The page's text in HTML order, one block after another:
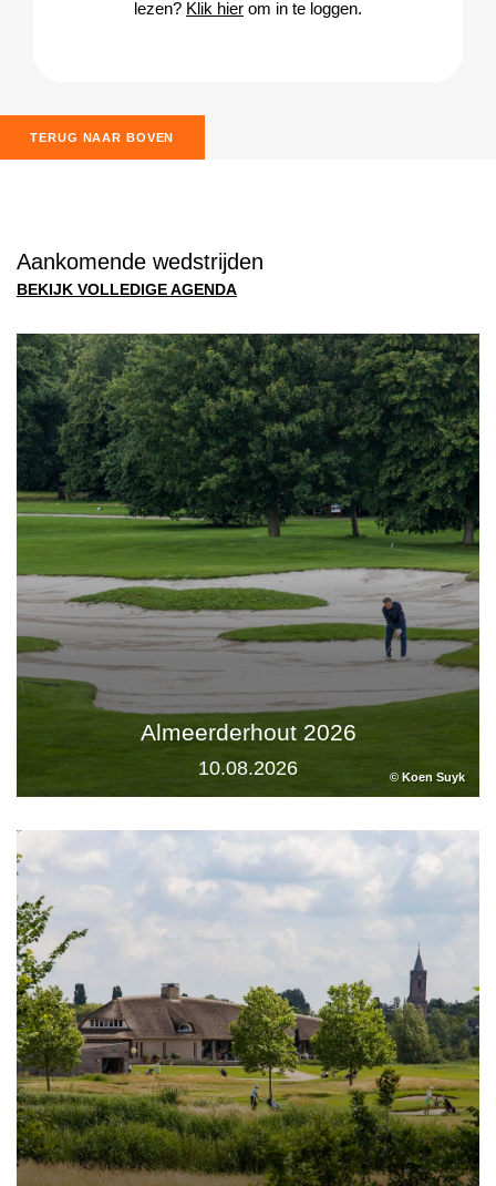
lezen? Klik hier om in te loggen.
TERUG NAAR BOVEN
Aankomende wedstrijden
BEKIJK VOLLEDIGE AGENDA
© Koen Suyk
Almeerderhout 2026
10.08.2026